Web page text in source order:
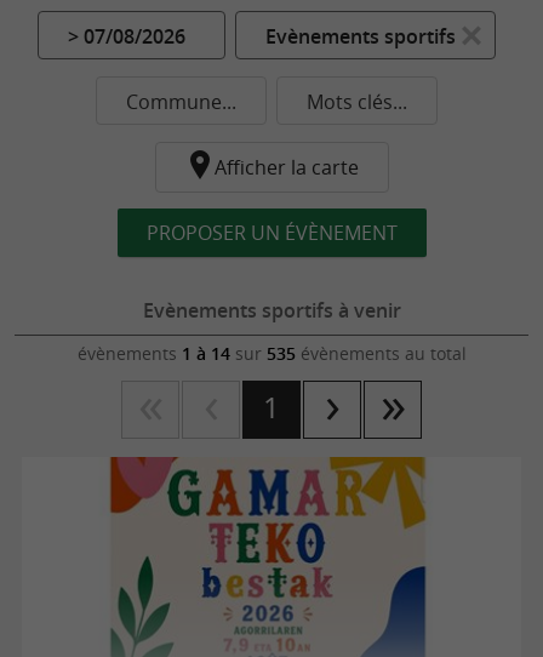
> 07/08/2026 Evènements sportifs
Commune... Mots clés...
Afficher la carte
PROPOSER UN ÉVÈNEMENT
Evènements sportifs à venir
évènements 1 à 14sur 535 évènements au total
1